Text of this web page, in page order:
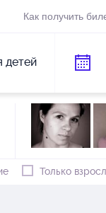
Как получить
детей
Только